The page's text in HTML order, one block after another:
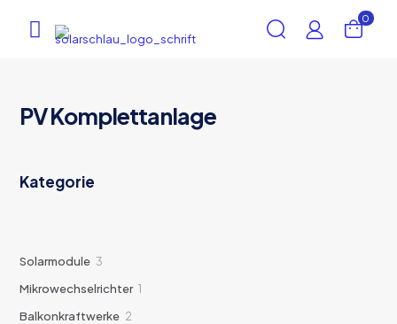
0
PV Komplettanlage
Kategorie
Solarmodule 3
Mikrowechselrichter 1
Balkonkraftwerke 2